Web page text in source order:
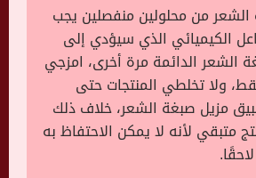
من محلولين منفصلين يجب
الكيميائي الذي سيؤدي إلى
الشعر الدائمة مرة أخرى، امزجي
ولا تخلطي المنتجات حتى
مزيل صبغة الشعر، خلاف ذلك
لأنه لا يمكن الاحتفاظ به